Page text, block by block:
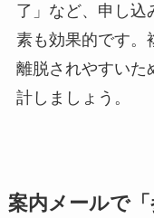
了」など、申し込
素も効果的です。
離脱されやすいた
計しましょう。
案内メールで